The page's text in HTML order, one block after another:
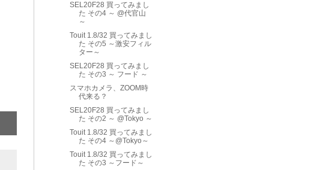
SEL20F28 買ってみまし
た その4 ～ @代官山
～
Touit 1.8/32 買ってみまし
た その5 ～激安フィル
ター～
SEL20F28 買ってみまし
た その3 ～ フード ～
スマホカメラ、ZOOM時
代来る？
SEL20F28 買ってみまし
た その2 ～ @Tokyo ～
Touit 1.8/32 買ってみまし
た その4 ～@Tokyo～
Touit 1.8/32 買ってみまし
た その3 ～フード～